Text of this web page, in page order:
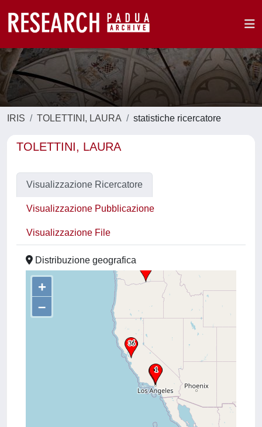
IRIS TOLETTINI, LAURA statistiche ricercatore
TOLETTINI, LAURA
Visualizzazione Ricercatore
Visualizzazione Pubblicazione
Visualizzazione File
Distribuzione geografica
+
–